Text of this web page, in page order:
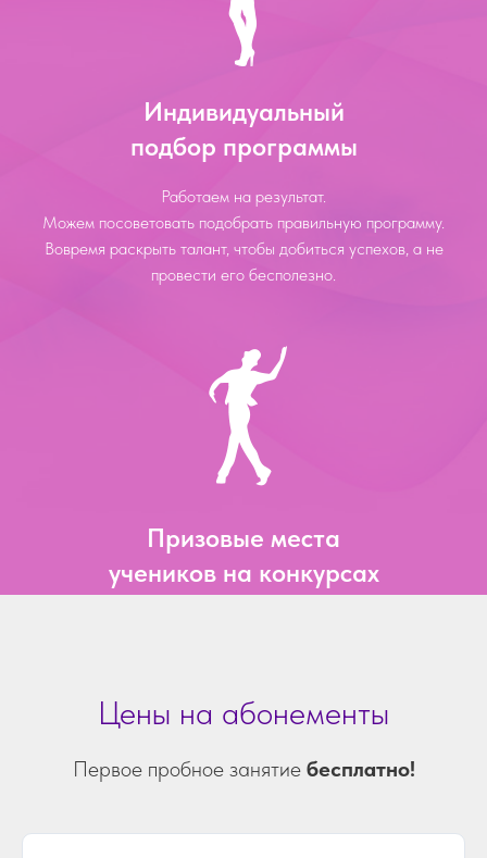
Индивидуальный
подбор программы
Работаем на результат.
Можем посоветовать подобрать правильную программу.
Вовремя раскрыть талант, чтобы добиться успехов, а не
провести его бесполезно.
Призовые места
учеников на конкурсах
Цены на абонементы
Первое пробное занятие бесплатно!